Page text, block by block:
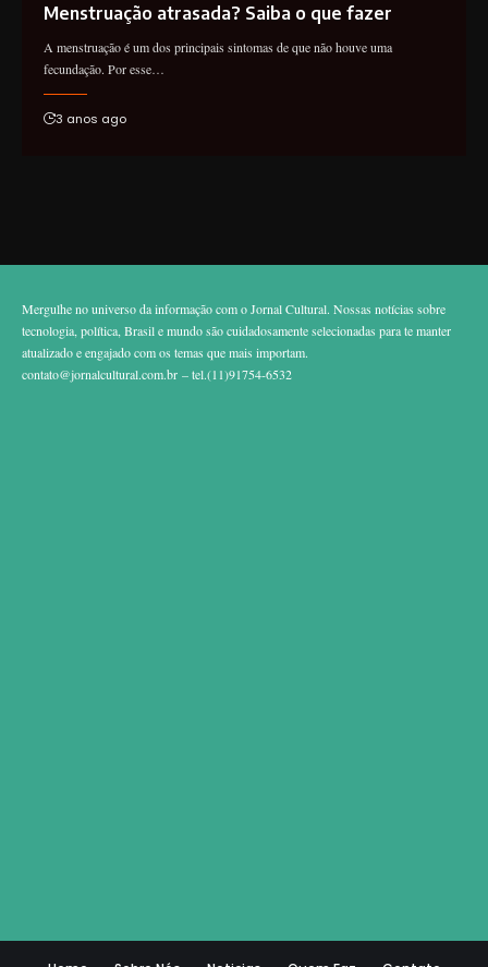
Menstruação atrasada? Saiba o que fazer
A menstruação é um dos principais sintomas de que não houve uma
fecundação. Por esse…
3 anos ago
Mergulhe no universo da informação com o Jornal Cultural. Nossas notícias sobre
tecnologia, política, Brasil e mundo são cuidadosamente selecionadas para te manter
atualizado e engajado com os temas que mais importam.
contato@jornalcultural.com.br – tel.(11)91754-6532